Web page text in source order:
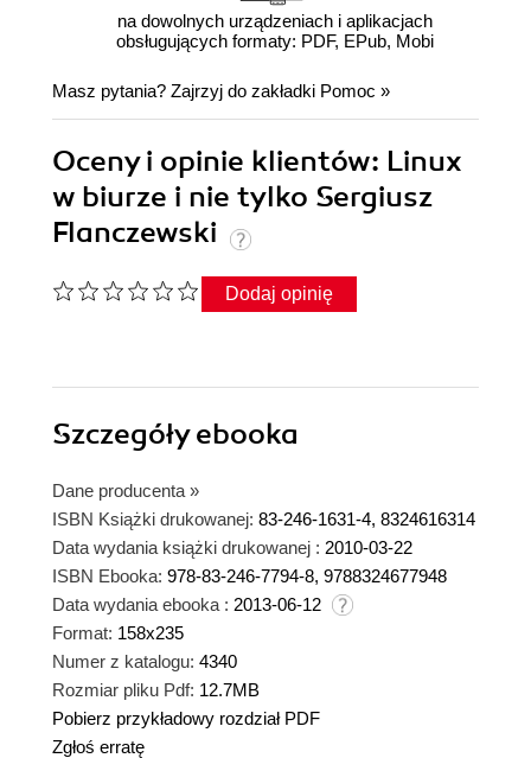
na dowolnych urządzeniach i aplikacjach
obsługujących formaty: PDF, EPub, Mobi
Masz pytania? Zajrzyj do zakładki Pomoc »
Oceny i opinie klientów: Linux
w biurze i nie tylko Sergiusz
Flanczewski
Dodaj opinię
Szczegółyebooka
Dane producenta »
ISBN Książki drukowanej: 83-246-1631-4, 8324616314
Data wydania książki drukowanej : 2010-03-22
ISBN Ebooka: 978-83-246-7794-8, 9788324677948
Data wydania ebooka : 2013-06-12
Format: 158x235
Numer z katalogu: 4340
Rozmiar pliku Pdf: 12.7MB
Pobierz przykładowy rozdział PDF
Zgłoś erratę